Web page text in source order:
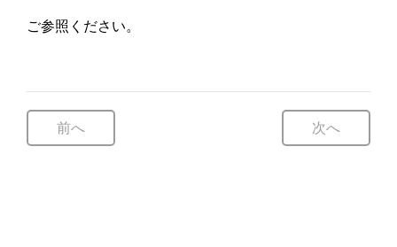
ご参照ください。
前へ 次へ